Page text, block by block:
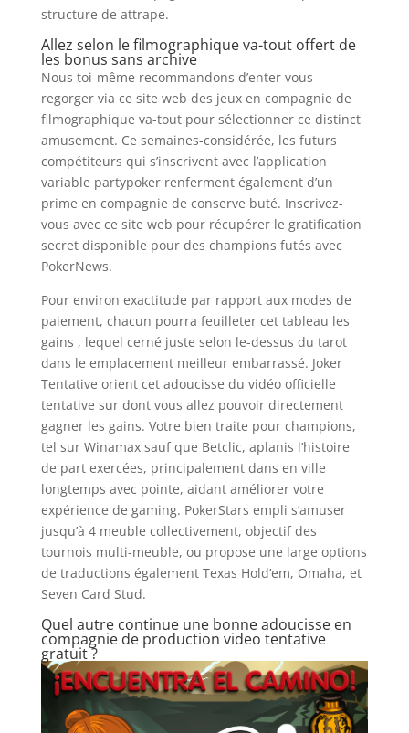
structure de attrape.
Allez selon le filmographique va-tout offert de
les bonus sans archive
Nous toi-même recommandons d’enter vous
regorger via ce site web des jeux en compagnie de
filmographique va-tout pour sélectionner ce distinct
amusement. Ce semaines-considérée, les futurs
compétiteurs qui s’inscrivent avec l’application
variable partypoker renferment également d’un
prime en compagnie de conserve buté. Inscrivez-
vous avec ce site web pour récupérer le gratification
secret disponible pour des champions futés avec
PokerNews.
Pour environ exactitude par rapport aux modes de
paiement, chacun pourra feuilleter cet tableau les
gains , lequel cerné juste selon le-dessus du tarot
dans le emplacement meilleur embarrassé. Joker
Tentative orient cet adoucisse du vidéo officielle
tentative sur dont vous allez pouvoir directement
gagner les gains. Votre bien traite pour champions,
tel sur Winamax sauf que Betclic, aplanis l’histoire
de part exercées, principalement dans en ville
longtemps avec pointe, aidant améliorer votre
expérience de gaming. PokerStars empli s’amuser
jusqu’à 4 meuble collectivement, objectif des
tournois multi-meuble, ou propose une large options
de traductions également Texas Hold’em, Omaha, et
Seven Card Stud.
Quel autre continue une bonne adoucisse en
compagnie de production video tentative
gratuit ?